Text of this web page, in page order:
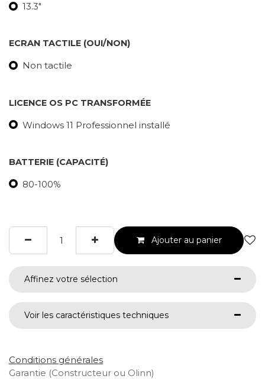
13.3"
ECRAN TACTILE (OUI/NON)
Non tactile
LICENCE OS PC TRANSFORMÉE
Windows 11 Professionnel installé
BATTERIE (CAPACITÉ)
80-100%
Ajouter au panier
Affinez votre sélection
Voir les caractéristiques techniques
Conditions générales
Garantie (Constructeur ou Olinn)